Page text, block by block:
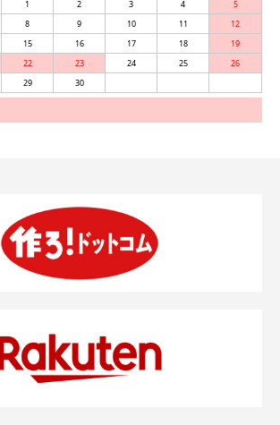
1
2 3 4
5
8 9 10 11
12
15 16 17 18
19
22 23 24 25
26
29 30